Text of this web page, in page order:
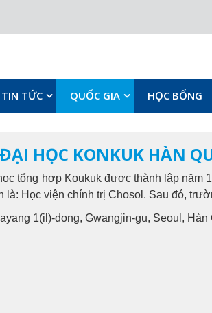
TIN TỨC QUỐC GIA HỌC BỔNG
HỌC KONKUK HÀN
tổng hợp Koukuk được thành lập năm
là: Học viện chính trị Chosol. Sau đó,
1(il)-dong, Gwangjin-gu, Seoul, Hàn